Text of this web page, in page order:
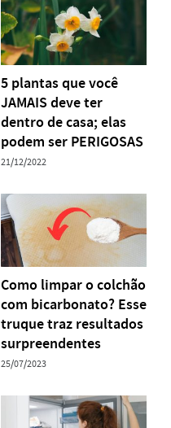
5 plantas que você
JAMAIS deve ter
dentro de casa; elas
podem ser PERIGOSAS
21/12/2022
Como limpar o colchão
com bicarbonato? Esse
truque traz resultados
surpreendentes
25/07/2023